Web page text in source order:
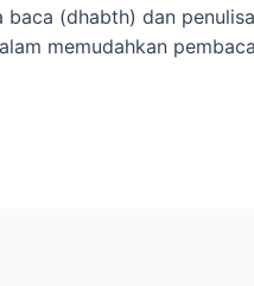
(dhabth) dan
memudahkan